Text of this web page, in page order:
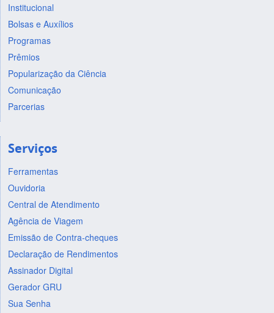
Institucional
Bolsas e Auxílios
Programas
Prêmios
Popularização da Ciência
Comunicação
Parcerias
Serviços
Ferramentas
Ouvidoria
Central de Atendimento
Agência de Viagem
Emissão de Contra-cheques
Declaração de Rendimentos
Assinador Digital
Gerador GRU
Sua Senha